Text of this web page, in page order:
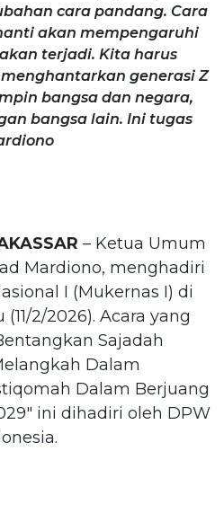
cara pandang. Cara
akan mempengaruhi
terjadi. Kita harus
generasi Z
bangsa dan negara,
bangsa lain. Ini tugas
– Ketua Umum
Mardiono, menghadiri
I (Mukernas I) di
2/2026). Acara yang
Sajadah
Dalam
Dalam Berjuang
ini dihadiri oleh DPW